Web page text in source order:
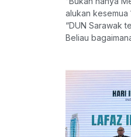
alukan kesemua
“DUN Sarawak
Beliau